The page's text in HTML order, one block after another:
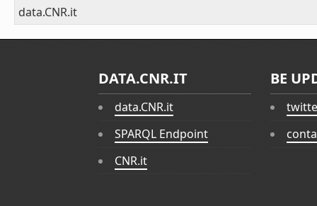
data.CNR.it
DATA.CNR.IT
data.CNR.it
SPARQL Endpoint
CNR.it
BE